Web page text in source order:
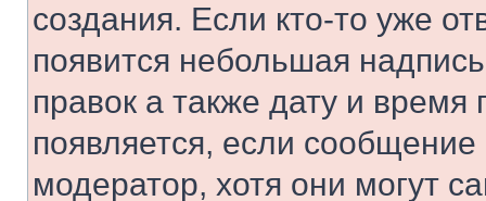
создания. Если кто-то уже
появится небольшая
правок а также дату и
появляется, если
модератор, хотя они могут